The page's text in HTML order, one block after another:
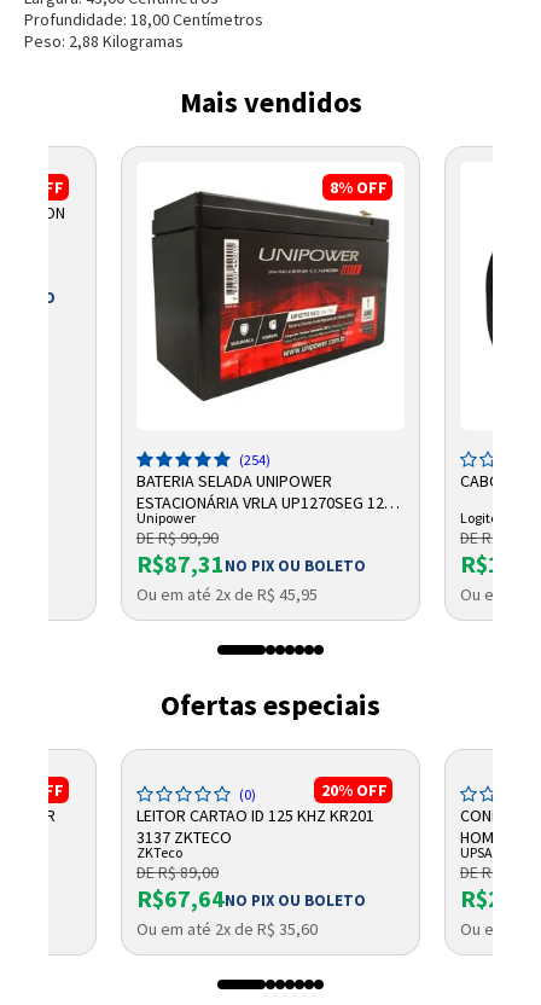
Profundidade: 18,00Centímetros
Peso: 2,88 Kilogramas
Mais vendidos
OFF
8% OFF
(254)
BATERIA SELADA UNIPOWER
ESTACIONÁRIA VRLA UP1270SEG 12V
7AH F187
Unipower
DE R$ 99,90
R$87,31NO PIX OU BOLETO
Ou em até 2x de R$ 45,95
CABO
Logitech
DE R$
Ou em até
Ofertas especiais
OFF
20% OFF
(0)
LEITOR CARTAO ID 125 KHZ KR201
3137 ZKTECO
ZKTeco
DE R$ 89,00
R$67,64NO PIX OU BOLETO
Ou em até 2x de R$ 35,60
HOME
UPSAI
DE R$
Ou em até